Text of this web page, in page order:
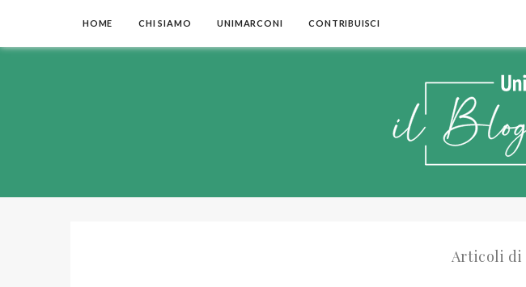
HOME CHI SIAMO UNIMARCONI CONTRIBUISCI
Articoli di